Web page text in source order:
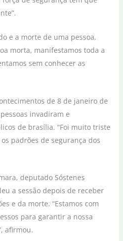
e a morte de uma pessoa.
morta, manifestamos toda a
sem conhecer as
de 8 de janeiro de
invadiram e
de brasília. “Foi muito triste
padrões de segurança dos
deputado Sóstenes
a sessão depois de receber
e da morte. “Estamos com
para garantir a nossa
afirmou.